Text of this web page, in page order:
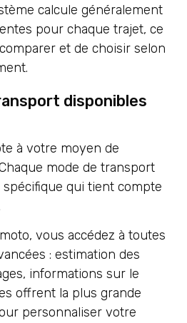
calcule généralement
pour chaque trajet, ce
et de choisir selon
disponibles
à votre moyen de
mode de transport
spécifique qui tient compte
vous accédez à toutes
: estimation des
informations sur le
offrent la plus grande
personnaliser votre